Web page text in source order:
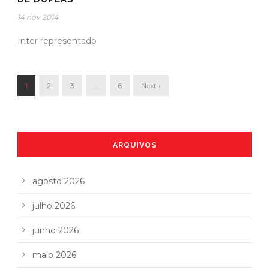
14 nov 2014
Inter representado
1 2 3 … 6 Next ›
ARQUIVOS
agosto 2026
julho 2026
junho 2026
maio 2026